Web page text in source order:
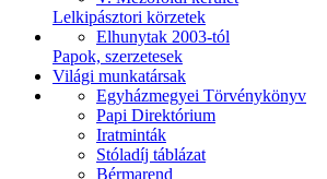
Lelkipásztori körzetek
Elhunytak 2003-tól
Papok, szerzetesek
Világi munkatársak
Egyházmegyei Törvénykönyv
Papi Direktórium
Iratminták
Stóladíj táblázat
Bérmarend